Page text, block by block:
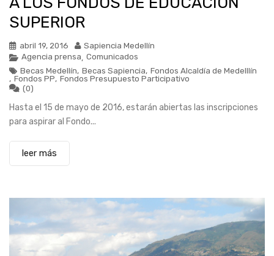
SUPERIOR
abril 19, 2016
Sapiencia Medellín
Agencia prensa, Comunicados
Becas Medellín, Becas Sapiencia, Fondos Alcaldía de Medelllín
, Fondos PP, Fondos Presupuesto Participativo
(0)
Hasta el 15 de mayo de 2016, estarán abiertas las inscripciones
para aspirar al Fondo...
leer más